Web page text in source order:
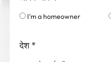
I'm a homeowner
देश *